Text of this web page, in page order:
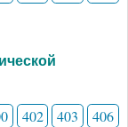
402 403
406